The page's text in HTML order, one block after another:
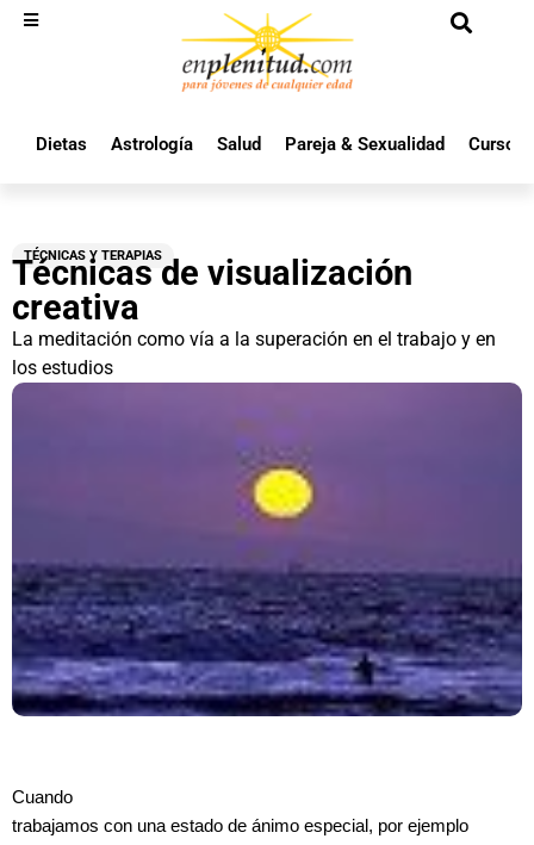
Dietas Astrología Salud Pareja & Sexualidad Cursos
TÉCNICAS Y TERAPIAS
Técnicas de visualización
creativa
La meditación como vía a la superación en el trabajo y en
los estudios
Cuando
trabajamos con una estado de ánimo especial, por ejemplo